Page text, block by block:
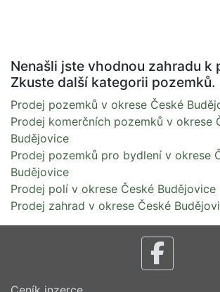
Nenašli jste vhodnou zahradu k
Zkuste další kategorii pozemků.
Prodej pozemků v okrese České
Prodej komerčních pozemků v okrese
Budějovice
Prodej pozemků pro bydlení v okrese
Budějovice
Prodej polí v okrese České Budějovice
Prodej zahrad v okrese České